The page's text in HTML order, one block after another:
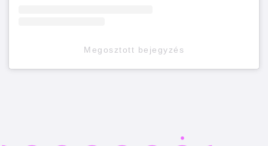
Megosztott bejegyzés